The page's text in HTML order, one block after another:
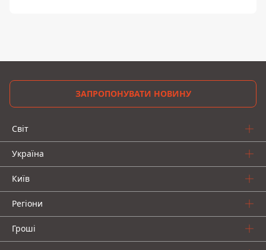
ЗАПРОПОНУВАТИ НОВИНУ
Світ
Україна
Київ
Регіони
Гроші